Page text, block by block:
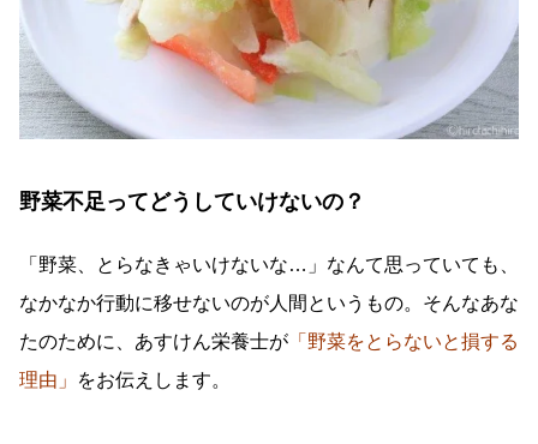
野菜不足ってどうしていけないの？
「野菜、とらなきゃいけないな…」なんて思っていても、
なかなか行動に移せないのが人間というもの。そんなあな
たのために、あすけん栄養士が 「野菜をとらないと損する
理由」
をお伝えします。